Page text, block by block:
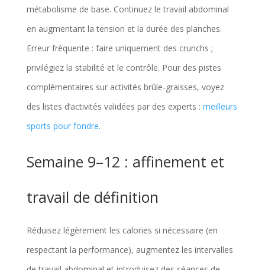
métabolisme de base. Continuez le travail abdominal
en augmentant la tension et la durée des planches.
Erreur fréquente : faire uniquement des crunchs ;
privilégiez la stabilité et le contrôle. Pour des pistes
complémentaires sur activités brûle-graisses, voyez
des listes d’activités validées par des experts : meilleurs
sports pour fondre.
Semaine 9–12 : affinement et
travail de définition
Réduisez légèrement les calories si nécessaire (en
respectant la performance), augmentez les intervalles